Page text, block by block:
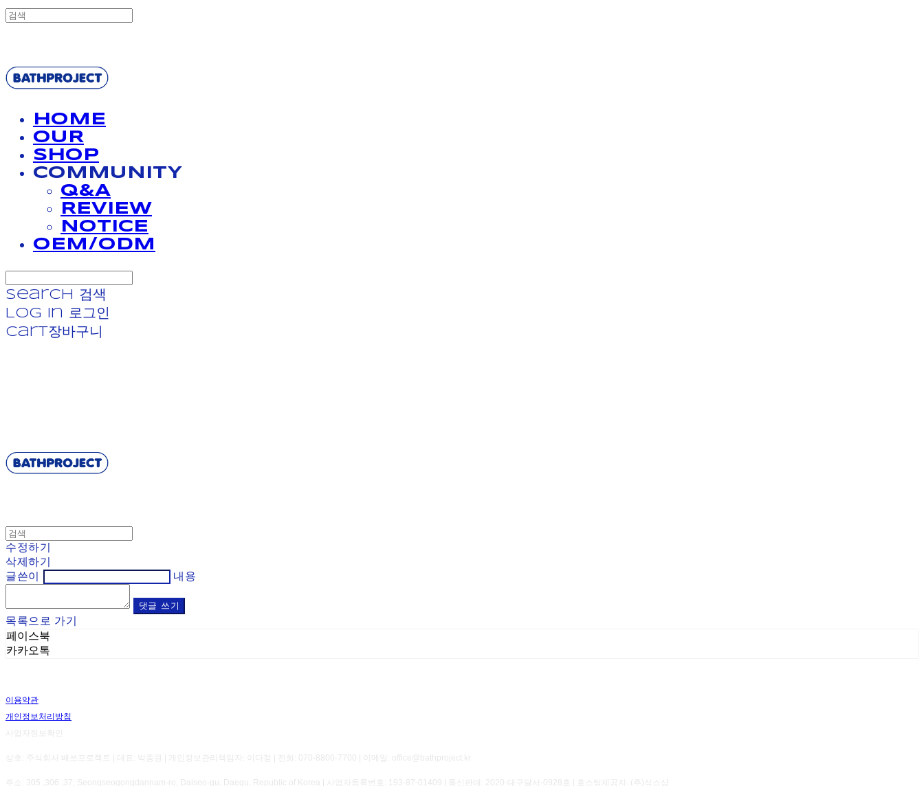
HOME
OUR
SHOP
COMMUNITY
Q&A
REVIEW
NOTICE
OEM/ODM
Search
검색
Log In
로그인
Cart장바구니
수정하기
삭제하기
글쓴이
내용
댓글 쓰기
목록으로 가기
페이스북
카카오톡
이용약관
개인정보처리방침
사업자정보확인
상호: 주식회사 배쓰프로젝트 | 대표: 박종원 | 개인정보관리책임자: 이다정 | 전화: 070-8800-7700 | 이메일: office@bathproject.kr
주소: 305 ,306 ,37, Seongseogongdannam-ro, Dalseo-gu, Daegu, Republic of Korea | 사업자등록번호: 193-87-01409 2020-대구달서-0928호 | 호스팅제공자: (주)식스샵